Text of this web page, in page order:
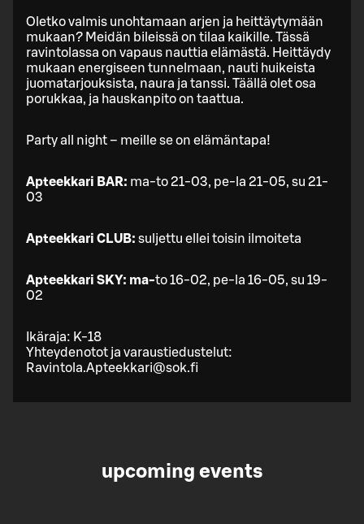
Oletko valmis unohtamaan arjen ja heittäytymään
mukaan? Meidän bileissä on tilaa kaikille. Tässä
ravintolassa on vapaus nauttia elämästä. Heittäydy
mukaan energiseen tunnelmaan, nauti huikeista
juomatarjouksista, naura ja tanssi. Täällä olet osa
porukkaa, ja hauskanpito on taattua.
Party all night – meille se on elämäntapa!
Apteekkari BAR: ma-to 21-03, pe-la 21-05, su 21-
03
Apteekkari CLUB: suljettu ellei toisin ilmoiteta
Apteekkari SKY: ma-to 16-02, pe-la 16-05, su 19-
02
Ikäraja: K-18
Yhteydenotot ja varaustiedustelut:
Ravintola.Apteekkari@sok.fi
upcoming events